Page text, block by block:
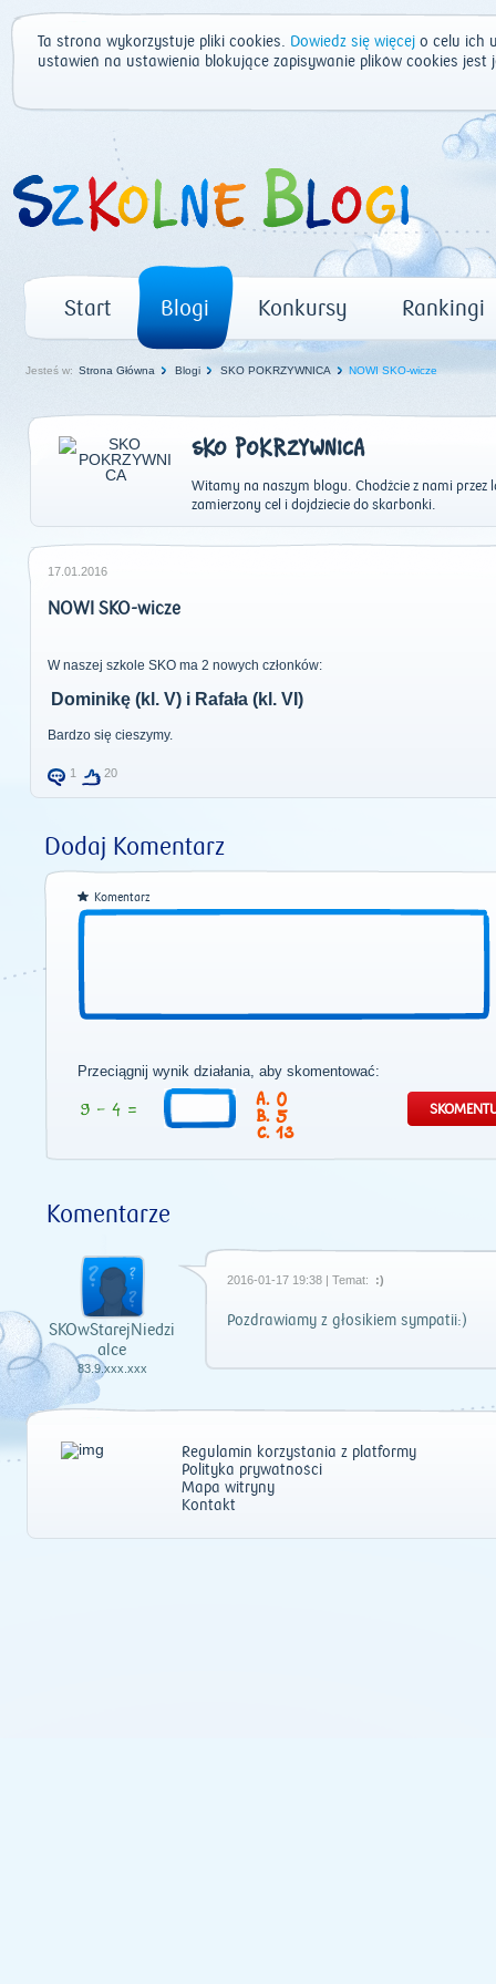
Ta strona wykorzystuje pliki cookies. Dowiedz się więcej o celu ich
ustawień na ustawienia blokujące zapisywanie plików cookies
Start Blogi Konkursy Rankingi
Jesteś w: Strona Główna Blogi SKO POKRZYWNICA NOWI SKO-wicze
SKO POKRZYWNICA
Witamy na naszym blogu. Chodźcie z nami
zamierzony cel i dojdziecie do skarbonki.
17.01.2016
NOWI SKO-wicze
W naszej szkole SKO ma 2 nowych członków:
Dominikę (kl. V) i Rafała (kl. VI)
Bardzo się cieszymy.
1 20
Dodaj Komentarz
Komentarz
Przeciągnij wynik działania, aby skomentować:
0
5
13
Komentarze
SKOwStarejNiedzi
alce
83.9.xxx.xxx
2016-01-17 19:38 | Temat: :)
Pozdrawiamy z głosikiem sympatii:)
Regulamin korzystania z platformy
Polityka prywatności
Mapa witryny
Kontakt